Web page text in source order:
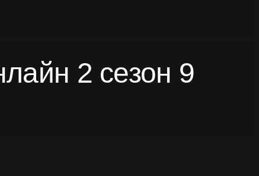
2 сезон 9